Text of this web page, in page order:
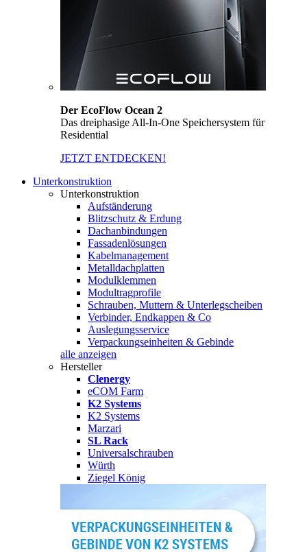
Der EcoFlow Ocean 2
Das dreiphasige All-In-One Speichersystem für
Residential
JETZT ENTDECKEN!
Unterkonstruktion
Unterkonstruktion
Aufständerung
Blitzschutz & Erdung
Dachanbindungen
Fassadenlösungen
Kabelmanagement
Metalldachplatten
Modulklemmen
Modultragprofile
Schrauben, Muttern & Unterlegscheiben
Verbinder, Endkappen & Co
Auslegungsservice
Verpackungseinheiten & Gebinde
alle anzeigen
Hersteller
Clenergy
eCOM Farm
K2 Systems
K2 Systems
Marzari
SL Rack
Universalschrauben
Würth
Ziegel König